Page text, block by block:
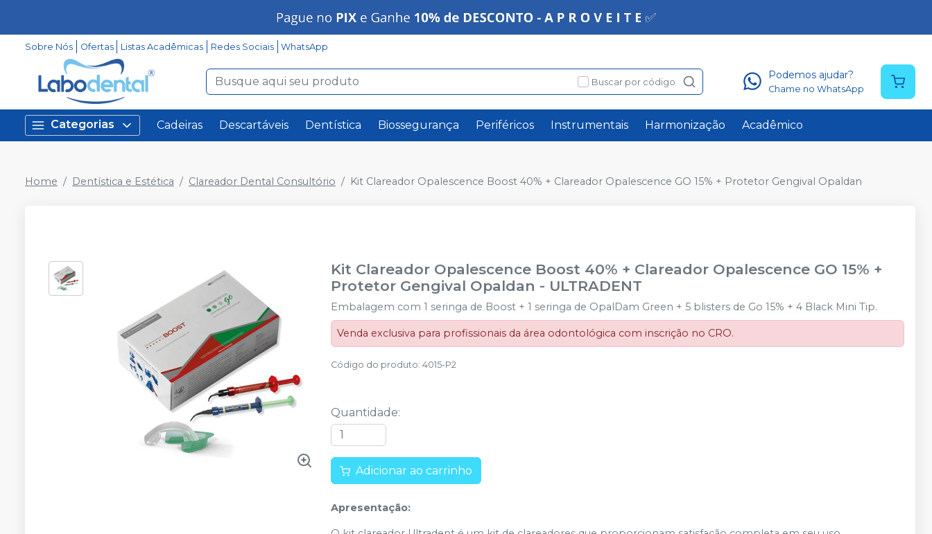
Sobre Nós Ofertas Listas Acadêmicas Redes Sociais WhatsApp
Buscar por código
Podemos ajudar?
Chame no WhatsApp
Categorias Cadeiras Descartáveis Dentística Biossegurança Periféricos Instrumentais Harmonização Acadêmico
Home Dentística e Estética Clareador Dental Consultório Kit Clareador Opalescence Boost 40% + Clareador Opalescence GO 15% + Protetor Gengival Opaldan
Kit Clareador Opalescence Boost 40% + Clareador Opalescence GO 15% +
Protetor Gengival Opaldan - ULTRADENT
Embalagem com 1 seringa de Boost + 1 seringa de OpalDam Green + 5 blisters de Go 15% + 4 Black Mini Tip.
Venda exclusiva para profissionais da área odontológica com inscrição no CRO.
Código do produto:4015-P2
Quantidade:
Adicionar ao carrinho
Apresentação: